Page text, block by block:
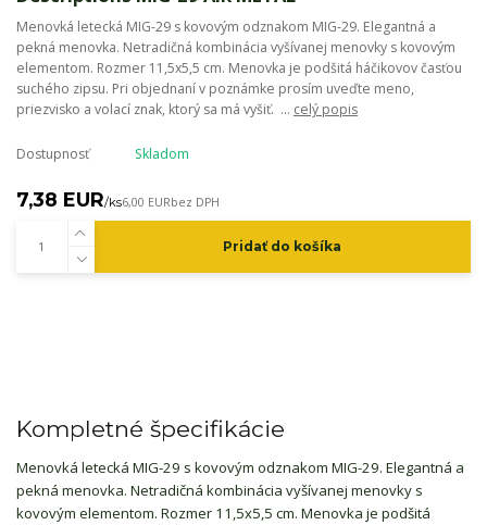
Menovká letecká MIG-29 s kovovým odznakom MIG-29. Elegantná a
pekná menovka. Netradičná kombinácia vyšívanej menovky s kovovým
elementom. Rozmer 11,5x5,5 cm. Menovka je podšitá háčikovov časťou
suchého zipsu. Pri objednaní v poznámke prosím uveďte meno,
priezvisko a volací znak, ktorý sa má vyšiť. ... celý popis
Dostupnosť Skladom
7,38 EUR/ks6,00 EURbez DPH
Pridať do košíka
Kompletné špecifikácie
Menovká letecká MIG-29 s kovovým odznakom MIG-29. Elegantná a
pekná menovka. Netradičná kombinácia vyšívanej menovky s
kovovým elementom. Rozmer 11,5x5,5 cm. Menovka je podšitá